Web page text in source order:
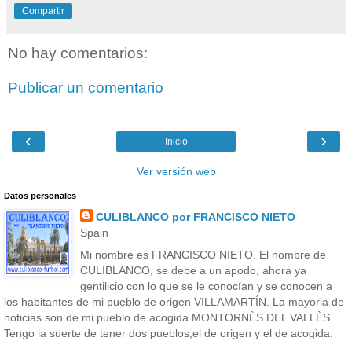
Compartir
No hay comentarios:
Publicar un comentario
‹ ›
Inicio
Ver versión web
Datos personales
CULIBLANCO por FRANCISCO NIETO
Spain
Mi nombre es FRANCISCO NIETO. El nombre de
CULIBLANCO, se debe a un apodo, ahora ya
gentilicio con lo que se le conocían y se conocen a
los habitantes de mi pueblo de origen VILLAMARTÍN. La mayoria de
noticias son de mi pueblo de acogida MONTORNÈS DEL VALLÈS.
Tengo la suerte de tener dos pueblos,el de origen y el de acogida.